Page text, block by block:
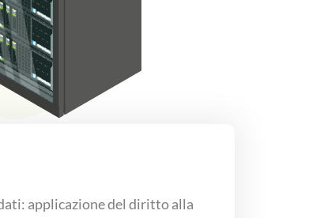
applicazione del diritto alla